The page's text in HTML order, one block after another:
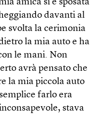
amica si è sposata
davanti al
svolta la cerimonia
la mia auto e ha
le mani. Non
avrà pensato che
la mia piccola auto
farlo era
stava